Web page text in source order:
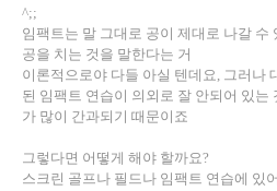
^;;
임팩트는 말 그대로 공이 제대로 나갈 수
공을 치는 것을 말한다는 거
이론적으로야 다들 아실 텐데요
그러나
된 임팩트 연습이 의외로 잘 안되어 있는
가 많이 간과되기 때문이죠
그렇다면 어떻게 해야 할까요?
스크린 골프나 필드나 임팩트 연습에 있